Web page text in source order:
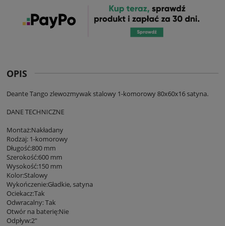
OPIS
Deante Tango zlewozmywak stalowy 1-komorowy 80x60x16 satyna.
DANE TECHNICZNE
Montaż:Nakładany
Rodzaj: 1-komorowy
Długość:800 mm
Szerokość:600 mm
Wysokość:150 mm
Kolor:Stalowy
Wykończenie:Gładkie, satyna
Ociekacz:Tak
Odwracalny: Tak
Otwór na baterię:Nie
Odpływ:2"